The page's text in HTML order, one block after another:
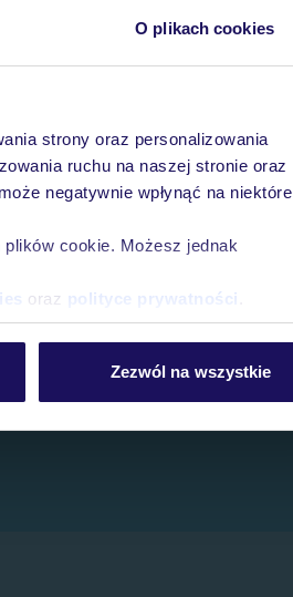
O plikach cookies
strony oraz personalizowania
ruchu na naszej stronie oraz
negatywnie wpłynąć na niektóre
cookie. Możesz jednak
oraz polityce prywatności
Zezwól na wszystkie